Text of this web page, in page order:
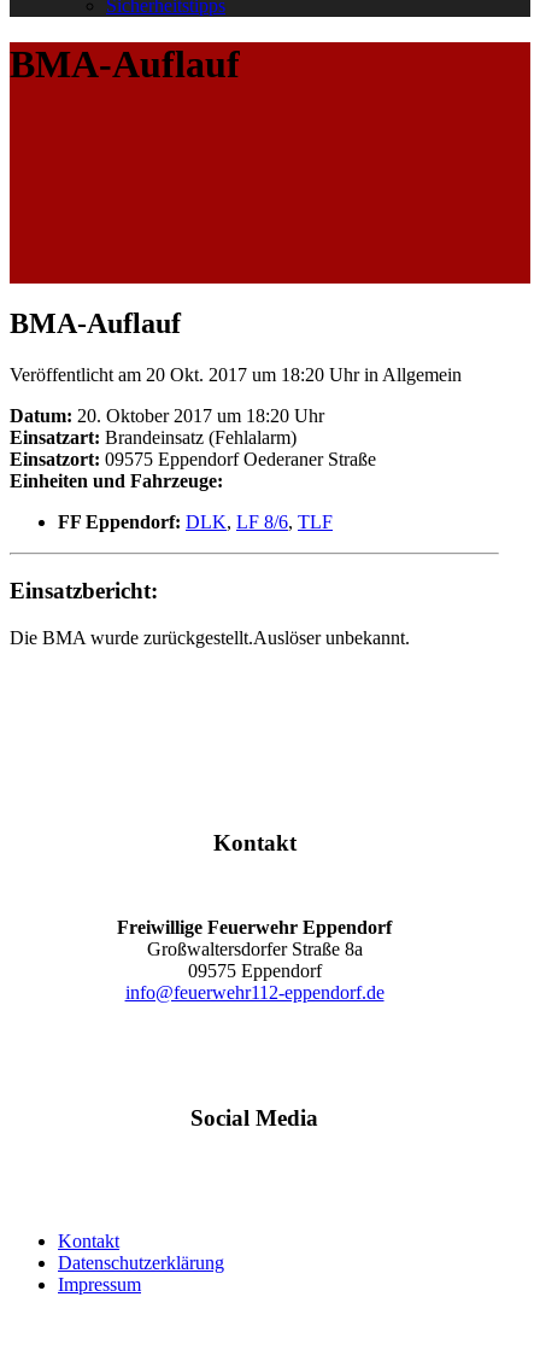
Sicherheitstipps
BMA-Auflauf
BMA-Auflauf
Veröffentlicht am 20 Okt. 2017 um 18:20 Uhrin Allgemein
Datum: 20. Oktober 2017 um 18:20 Uhr
Einsatzart: Brandeinsatz (Fehlalarm)
Einsatzort: 09575 Eppendorf Oederaner Straße
Einheiten und Fahrzeuge:
FF Eppendorf: DLK, LF 8/6, TLF
Einsatzbericht:
Die BMA wurde zurückgestellt.Auslöser unbekannt.
Kontakt
Freiwillige Feuerwehr Eppendorf
Großwaltersdorfer Straße 8a
09575 Eppendorf
info@feuerwehr112-eppendorf.de
Social Media
Kontakt
Datenschutzerklärung
Impressum